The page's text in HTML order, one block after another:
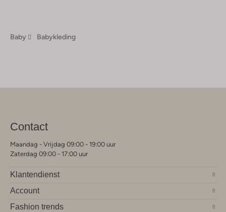
Baby Babykleding
Contact
Maandag - Vrijdag 09:00 - 19:00 uur
Zaterdag 09:00 - 17:00 uur
Klantendienst
Account
Fashion trends